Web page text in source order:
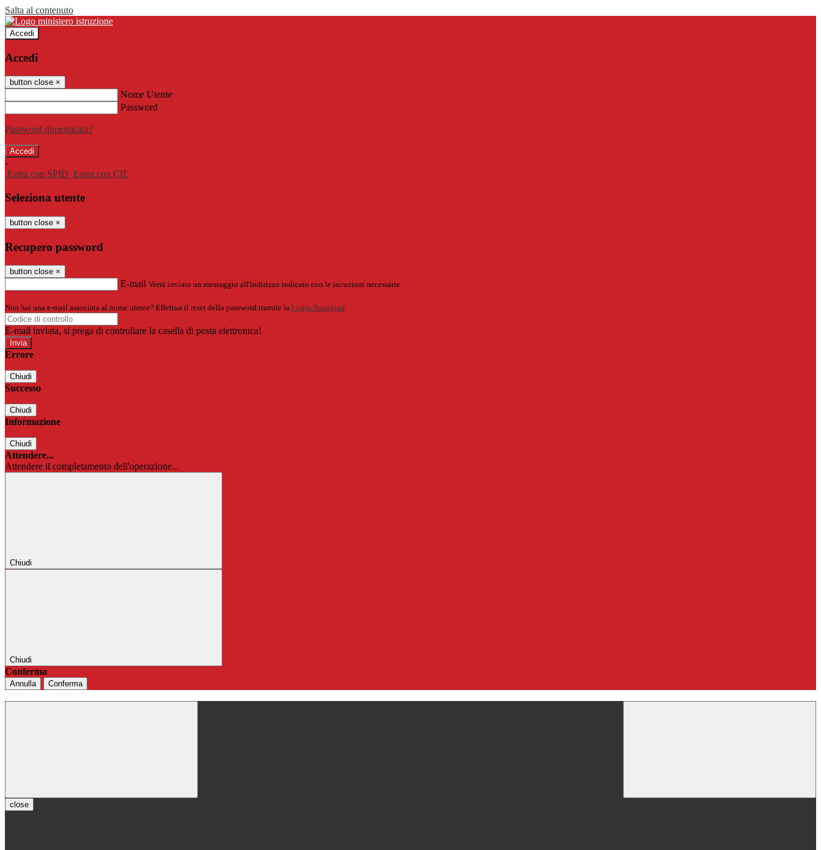
Salta al contenuto
Accedi
Accedi
button close ×
Nome Utente
Password
Password dimenticata?
-
Entra con SPID Entra con CIE
Seleziona utente
button close ×
Recupero password
button close ×
E-mail Verrà inviato un messaggio all'indirizzo indicato con le istruzioni necessarie.
Non hai una e-mail associata al nome utente? Effettua il reset della password tramite la Login Spaggiari
E-mail inviata, si prega di controllare la casella di posta elettronica!
Errore
Chiudi
Successo
Chiudi
Informazione
Chiudi
Attendere...
Attendere il completamento dell'operazione...
Chiudi
Chiudi
Conferma
Annulla Conferma
close